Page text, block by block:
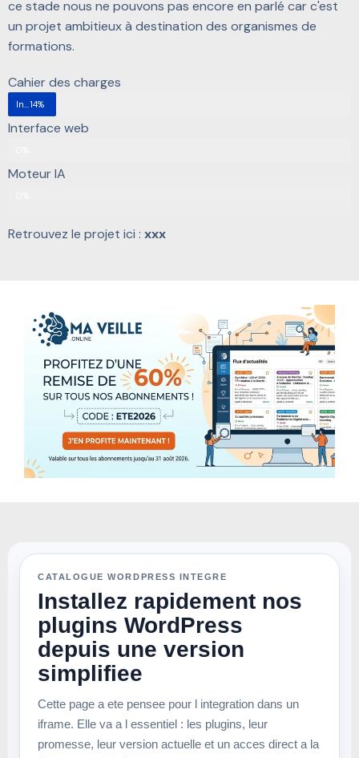
ce stade nous ne pouvons pas encore en parlé car c'est
un projet ambitieux à destination des organismes de
formations.
Cahier des charges
14%
Interface web
Moteur IA
Retrouvez le projet ici : xxx